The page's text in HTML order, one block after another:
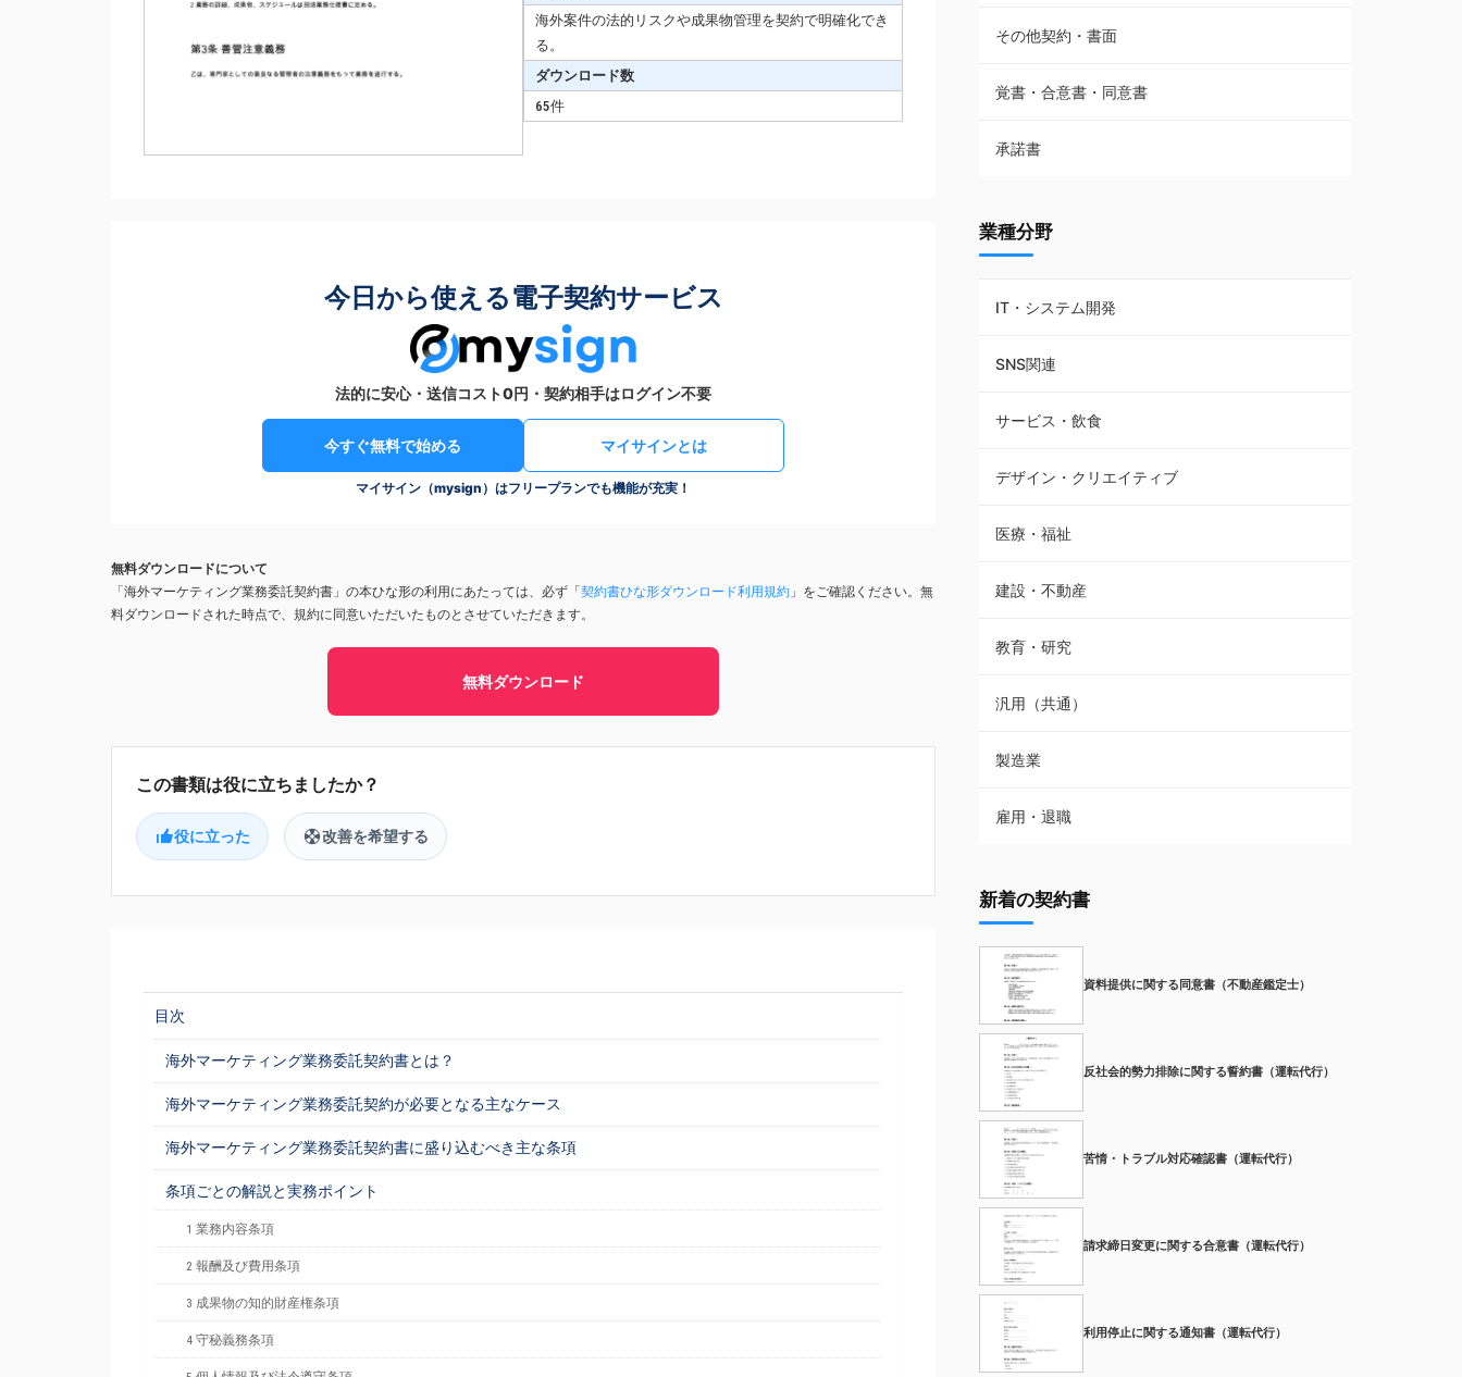
海外案件の法的リスクや成果物管理を契約で明確化でき
る。
ダウンロード数
65件
今日から使える電子契約サービス
法的に安心・送信コスト0円・契約相手はログイン不要
今すぐ無料で始める マイサインとは
マイサイン（mysign）はフリープランでも機能が充実！
無料ダウンロードについて
「海外マーケティング業務委託契約書」の本ひな形の利用にあたっては、必ず「契約書ひな形ダウンロード利用規約 」をご確認ください。無
料ダウンロードされた時点で、規約に同意いただいたものとさせていただきます。
無料ダウンロード
役に立った 改善を希望する
目次
海外マーケティング業務委託契約書とは？
海外マーケティング業務委託契約が必要となる主なケース
海外マーケティング業務委託契約書に盛り込むべき主な条項
条項ごとの解説と実務ポイント
1 業務内容条項
2 報酬及び費用条項
3 成果物の知的財産権条項
4 守秘義務条項
請負契約
フランチャイズ契約
賃貸借契約
その他契約・書面
覚書・合意書・同意書
承諾書
業種分野
IT・システム開発
SNS関連
サービス・飲食
デザイン・クリエイティブ
医療・福祉
建設・不動産
教育・研究
汎用（共通）
製造業
雇用・退職
新着の契約書
資料提供に関する同意書（不動産鑑定士）
反社会的勢力排除に関する誓約書（運転代行）
苦情・トラブル対応確認書（運転代行）
請求締日変更に関する合意書（運転代行）
利用停止に関する通知書（運転代行）